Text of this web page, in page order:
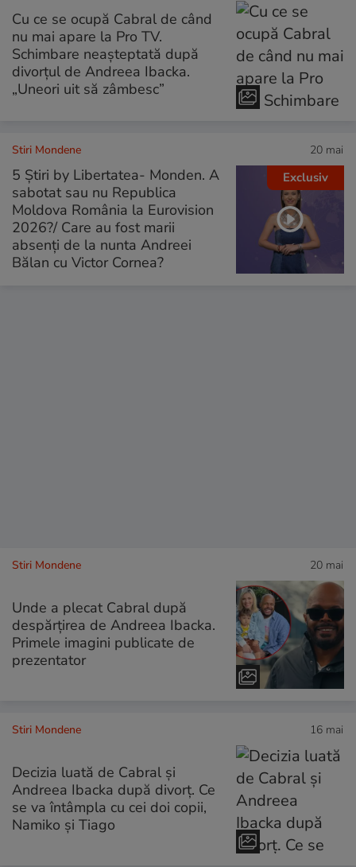
Cu ce se ocupă Cabral de când
nu mai apare la Pro TV.
Schimbare neașteptată după
divorțul de Andreea Ibacka.
„Uneori uit să zâmbesc”
Exclusiv
Stiri Mondene 20 mai
5 Știri by Libertatea- Monden. A
sabotat sau nu Republica
Moldova România la Eurovision
2026?/ Care au fost marii
absenți de la nunta Andreei
Bălan cu Victor Cornea?
Stiri Mondene 20 mai
Unde a plecat Cabral după
despărțirea de Andreea Ibacka.
Primele imagini publicate de
prezentator
Stiri Mondene 16 mai
Decizia luată de Cabral și
Andreea Ibacka după divorț. Ce
se va întâmpla cu cei doi copii,
Namiko și Tiago